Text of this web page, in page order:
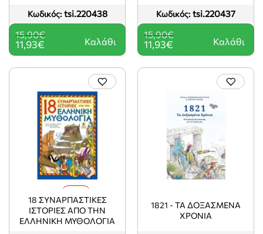
Κωδικός: tsi.220438
ΙΣΤΟΡΙΕΣ ΑΠΟ ΤΗΝ
ΕΛΛΗΝΙΚΗ ΜΥΘΟΛΟΓΙΑ)
11,93€
15,90€
Καλάθι
Κωδικός: tsi.220437
ΙΣΤΟΡΙΕΣ ΑΠΟ ΤΗΝ
ΕΛΛΗΝΙΚΗ ΜΥΘΟΛΟΓΙΑ)
11,93€
15,90€
Καλάθι
18 ΣΥΝΑΡΠΑΣΤΙΚΕΣ
ΙΣΤΟΡΙΕΣ ΑΠΟ ΤΗΝ
ΕΛΛΗΝΙΚΗ ΜΥΘΟΛΟΓΙΑ
1821 - ΤΑ ΔΟΞΑΣΜΕΝΑ
ΧΡΟΝΙΑ